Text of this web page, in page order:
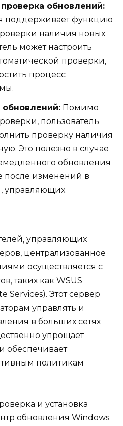
обновлений:
поддерживает функцию
наличия новых
может настроить
проверки,
процесс
обновлений: Помимо
пользователь
проверку наличия
Это полезно в случае
обновления
после изменений в
управляющих
управляющих
централизованное
осуществляется с
таких как WSUS
Services). Этот сервер
управлять и
в больших сетях
упрощает
обеспечивает
политикам
и установка
обновления Windows